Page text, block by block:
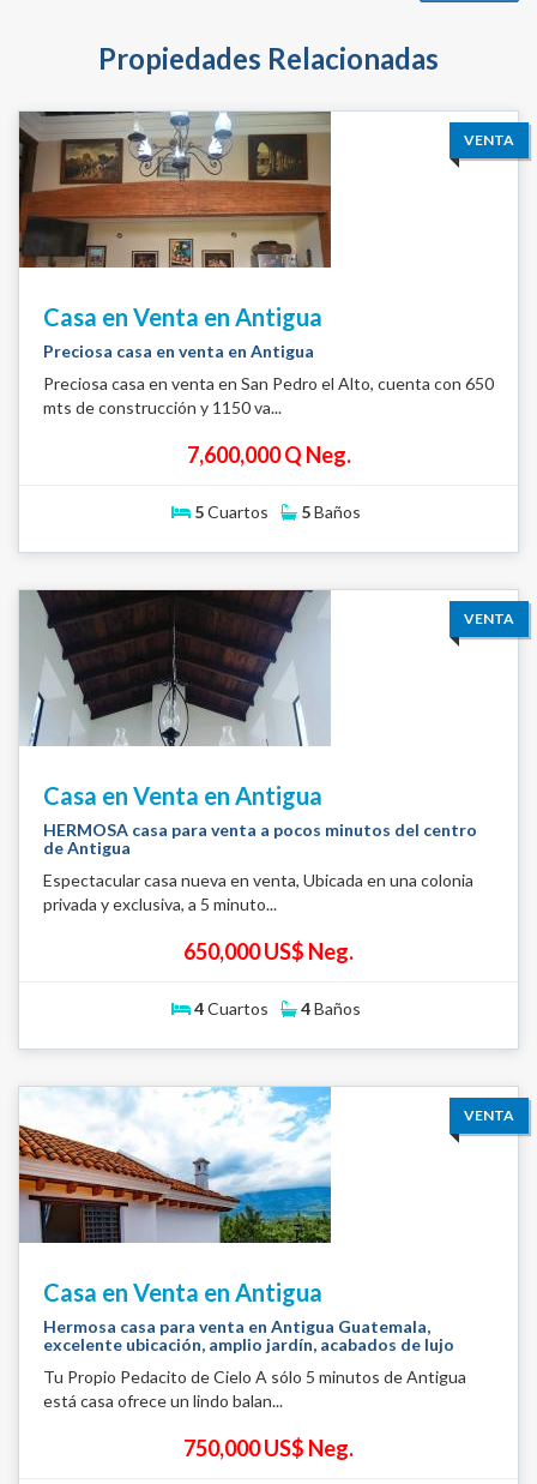
Propiedades Relacionadas
VENTA
Casa en Venta en Antigua
Preciosa casa en venta en Antigua
Preciosa casa en venta en San Pedro el Alto, cuenta con 650
mts de construcción y 1150 va...
7,600,000 Q Neg.
5Cuartos 5Baños
VENTA
Casa en Venta en Antigua
HERMOSA casa para venta a pocos minutos del centro
de Antigua
Espectacular casa nueva en venta, Ubicada en una colonia
privada y exclusiva, a 5 minuto...
650,000 US$ Neg.
4Cuartos 4Baños
VENTA
Casa en Venta en Antigua
Hermosa casa para venta en Antigua Guatemala,
excelente ubicación, amplio jardín, acabados de lujo
Tu Propio Pedacito de Cielo A sólo 5 minutos de Antigua
está casa ofrece un lindo balan...
750,000 US$ Neg.